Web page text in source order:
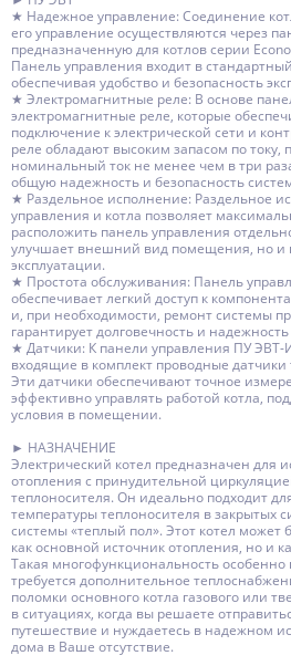
★ Надежное управление: Соединение
его управление осуществляются через
предназначенную для котлов серии
Панель управления входит в
обеспечивая удобство и безопасность
★ Электромагнитные реле: В основе
электромагнитные реле, которые
подключение к электрической сети и
реле обладают высоким запасом по
номинальный ток не менее чем в три
общую надежность и безопасность
★ Раздельное исполнение: Раздельное
управления и котла позволяет
расположить панель управления
улучшает внешний вид помещения, но и
эксплуатации.
★ Простота обслуживания: Панель
обеспечивает легкий доступ к
и, при необходимости, ремонт системы
гарантирует долговечность и
★ Датчики: К панели управления ПУ
входящие в комплект проводные
Эти датчики обеспечивают точное
эффективно управлять работой котла,
условия в помещении.
► НАЗНАЧЕНИЕ
Электрический котел предназначен для
отопления с принудительной
теплоносителя. Он идеально подходит
температуры теплоносителя в закрытых
системы «теплый пол». Этот котел может
как основной источник отопления, но и
Такая многофункциональность особенно
требуется дополнительное
поломки основного котла газового или
в ситуациях, когда вы решаете
путешествие и нуждаетесь в надежном
дома в Ваше отсутствие.